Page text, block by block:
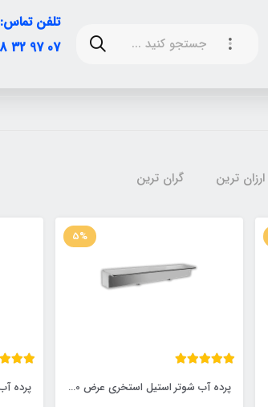
تلفن تماس:
07 97 32 88 - 021
ارزان ترین گران ترین
5%
پرده آب شوتر استیل استخری عرض 40 سانتی متر